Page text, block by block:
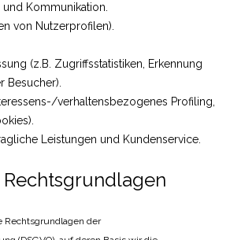
und Kommunikation.
von Nutzerprofilen).
(z.B. Zugriffsstatistiken, Erkennung
Besucher).
verhaltensbezogenes Profiling,
Leistungen und Kundenservice.
Rechtsgrundlagen der